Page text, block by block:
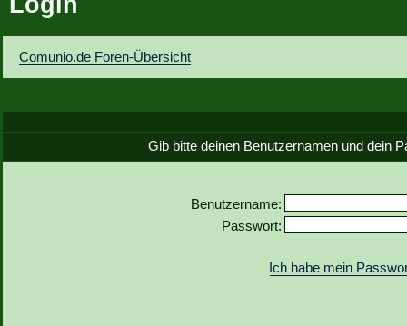
Hot News
Spielanalyse
Vereinsdiskussion
Comunio.de Foren-Übersicht
Gib bitte deinen Benutzernamen und dein
Benutzername:
Passwort:
Ich habe mein